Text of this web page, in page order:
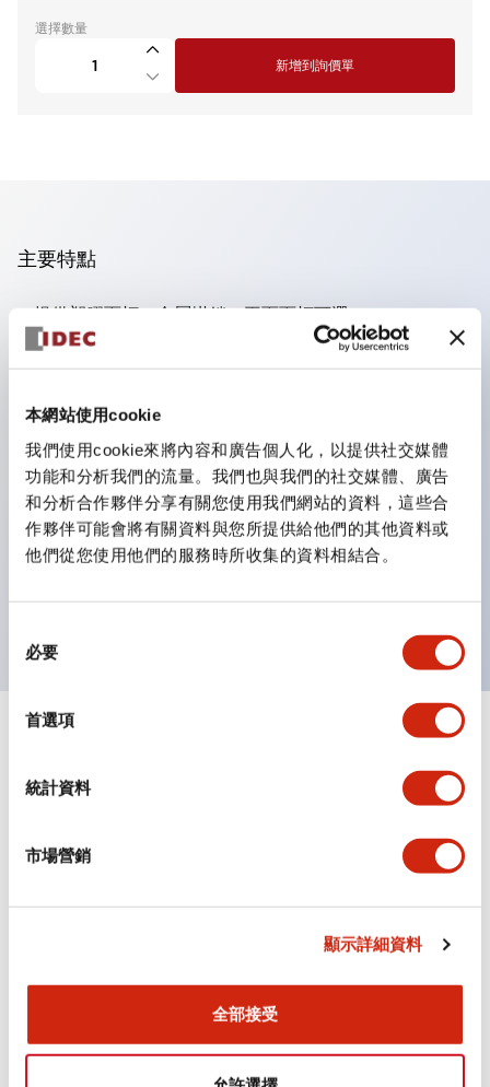
本網站使用cookie
我們使用cookie來將內容和廣告個人化，以提供社交媒體
功能和分析我們的流量。我們也與我們的社交媒體、廣告
和分析合作夥伴分享有關您使用我們網站的資料，這些合
作夥伴可能會將有關資料與您所提供給他們的其他資料或
他們從您使用他們的服務時所收集的資料相結合。
必要
首選項
統計資料
市場營銷
顯示詳細資料
全部接受
選擇數量
新增到詢價單
主要特點
提供塑膠面框、金屬掛鎖、平面面框可選，
面板後深度僅47.7毫米，適用最多4個接點（XN1E），
直接開啟動作（IEC60947-5-5, 5.2, IEC60947-5-1, 附
錄K），
安全鎖定機構（IEC60947-5-5, 6.2），
一體化按壓鎖定，拉/轉復位開關（XN1E和XN5E）；按
壓鎖定，轉動復位（XN4E），
UL NIDS認證，cUL、TUV、CE合規
+
審美規範
環境規範
機械規格